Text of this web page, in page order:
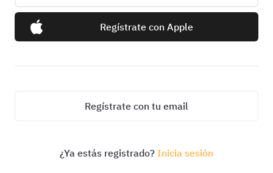
Regístrate con Apple
Regístrate con tu email
¿Ya estás registrado? Inicia sesión